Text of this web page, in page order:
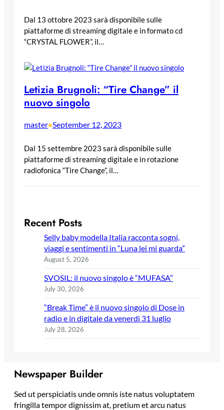
Dal 13 ottobre 2023 sarà disponibile sulle
piattaforme di streaming digitale e in formato cd
“CRYSTAL FLOWER”, il…
Letizia Brugnoli: “Tire Change” il
nuovo singolo
master•September 12, 2023
Dal 15 settembre 2023 sarà disponibile sulle
piattaforme di streaming digitale e in rotazione
radiofonica “Tire Change”, il…
Recent Posts
Selly baby modella Italia racconta sogni,
viaggi e sentimenti in “Luna lei mi guarda”
August 5, 2026
SVOSIL: il nuovo singolo è “MUFASA”
July 30, 2026
“Break Time” è il nuovo singolo di Dose in
radio e in digitale da venerdì 31 luglio
July 28, 2026
Newspaper Builder
Sed ut perspiciatis unde omnis iste natus voluptatem
fringilla tempor dignissim at, pretium et arcu natus